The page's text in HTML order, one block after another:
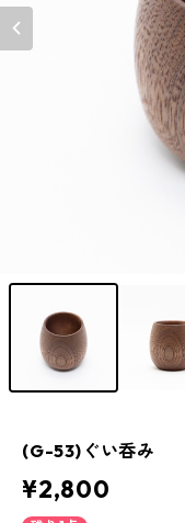
(G-53)ぐい呑み
¥2,800